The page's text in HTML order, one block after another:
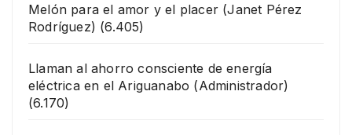
Melón para el amor y el placer (Janet Pérez
Rodríguez) (6.405)
Llaman al ahorro consciente de energía
eléctrica en el Ariguanabo (Administrador)
(6.170)